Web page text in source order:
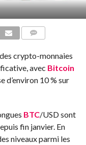
crypto-monnaies
avec Bitcoin
d’environ 10 % sur
BTC/USD sont
fin janvier. En
niveaux parmi les